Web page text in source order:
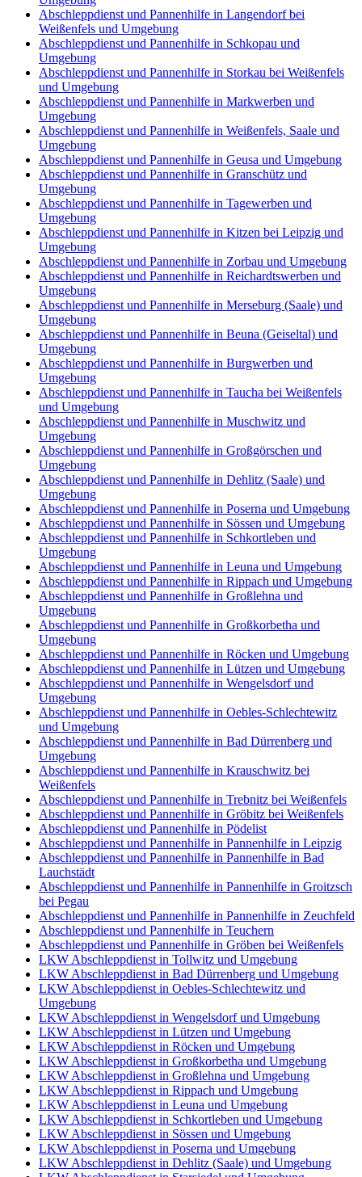
Abschleppdienst und Pannenhilfe in Langendorf bei
Weißenfels und Umgebung
Abschleppdienst und Pannenhilfe in Schkopau und
Umgebung
Abschleppdienst und Pannenhilfe in Storkau bei Weißenfels
und Umgebung
Abschleppdienst und Pannenhilfe in Markwerben und
Umgebung
Abschleppdienst und Pannenhilfe in Weißenfels, Saale und
Umgebung
Abschleppdienst und Pannenhilfe in Geusa und Umgebung
Abschleppdienst und Pannenhilfe in Granschütz und
Umgebung
Abschleppdienst und Pannenhilfe in Tagewerben und
Umgebung
Abschleppdienst und Pannenhilfe in Kitzen bei Leipzig und
Umgebung
Abschleppdienst und Pannenhilfe in Zorbau und Umgebung
Abschleppdienst und Pannenhilfe in Reichardtswerben und
Umgebung
Abschleppdienst und Pannenhilfe in Merseburg (Saale) und
Umgebung
Abschleppdienst und Pannenhilfe in Beuna (Geiseltal) und
Umgebung
Abschleppdienst und Pannenhilfe in Burgwerben und
Umgebung
Abschleppdienst und Pannenhilfe in Taucha bei Weißenfels
und Umgebung
Abschleppdienst und Pannenhilfe in Muschwitz und
Umgebung
Abschleppdienst und Pannenhilfe in Großgörschen und
Umgebung
Abschleppdienst und Pannenhilfe in Dehlitz (Saale) und
Umgebung
Abschleppdienst und Pannenhilfe in Poserna und Umgebung
Abschleppdienst und Pannenhilfe in Sössen und Umgebung
Abschleppdienst und Pannenhilfe in Schkortleben und
Umgebung
Abschleppdienst und Pannenhilfe in Leuna und Umgebung
Abschleppdienst und Pannenhilfe in Rippach und Umgebung
Abschleppdienst und Pannenhilfe in Großlehna und
Umgebung
Abschleppdienst und Pannenhilfe in Großkorbetha und
Umgebung
Abschleppdienst und Pannenhilfe in Röcken und Umgebung
Abschleppdienst und Pannenhilfe in Lützen und Umgebung
Abschleppdienst und Pannenhilfe in Wengelsdorf und
Umgebung
Abschleppdienst und Pannenhilfe in Oebles-Schlechtewitz
und Umgebung
Abschleppdienst und Pannenhilfe in Bad Dürrenberg und
Umgebung
Abschleppdienst und Pannenhilfe in Krauschwitz bei
Weißenfels
Abschleppdienst und Pannenhilfe in Trebnitz bei Weißenfels
Abschleppdienst und Pannenhilfe in Gröbitz bei Weißenfels
Abschleppdienst und Pannenhilfe in Pödelist
Abschleppdienst und Pannenhilfe in Pannenhilfe in Leipzig
Abschleppdienst und Pannenhilfe in Pannenhilfe in Bad
Lauchstädt
Abschleppdienst und Pannenhilfe in Pannenhilfe in Groitzsch
bei Pegau
Abschleppdienst und Pannenhilfe in Pannenhilfe in Zeuchfeld
Abschleppdienst und Pannenhilfe in Teuchern
Abschleppdienst und Pannenhilfe in Gröben bei Weißenfels
LKW Abschleppdienst in Tollwitz und Umgebung
LKW Abschleppdienst in Bad Dürrenberg und Umgebung
LKW Abschleppdienst in Oebles-Schlechtewitz und
Umgebung
LKW Abschleppdienst in Wengelsdorf und Umgebung
LKW Abschleppdienst in Lützen und Umgebung
LKW Abschleppdienst in Röcken und Umgebung
LKW Abschleppdienst in Großkorbetha und Umgebung
LKW Abschleppdienst in Großlehna und Umgebung
LKW Abschleppdienst in Rippach und Umgebung
LKW Abschleppdienst in Leuna und Umgebung
LKW Abschleppdienst in Schkortleben und Umgebung
LKW Abschleppdienst in Sössen und Umgebung
LKW Abschleppdienst in Poserna und Umgebung
LKW Abschleppdienst in Dehlitz (Saale) und Umgebung